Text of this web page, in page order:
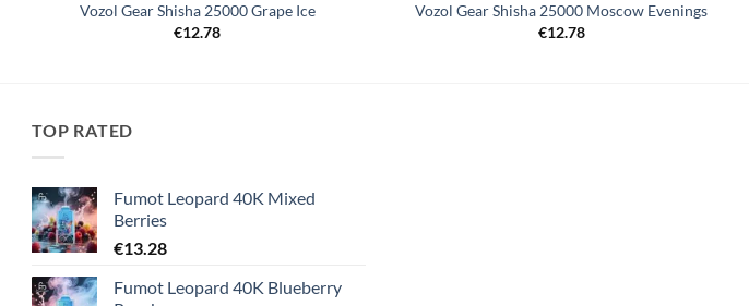
Vozol Gear Shisha 25000 Grape Ice
€12.78
Vozol Gear Shisha 25000 Moscow Evenings
€12.78
TOP RATED
Fumot Leopard 40K Mixed
Berries
€13.28
Fumot Leopard 40K Blueberry